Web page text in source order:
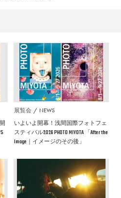
展覧会 NEWS
いよいよ開幕！浅間国際フォトフェ
スティバル2026 PHOTO MIYOTA 「After the
Image｜イメージのその後」